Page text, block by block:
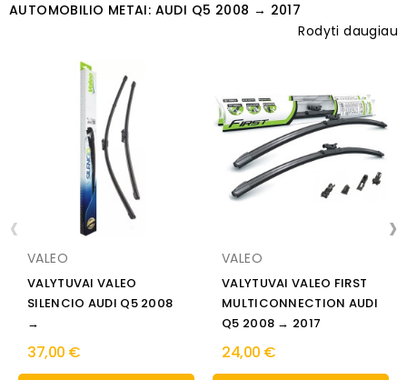
AUTOMOBILIO METAI: AUDI Q5 2008 → 2017
Rodyti daugiau
VALEO
VALYTUVAI VALEO
SILENCIO AUDI Q5 2008
→
37,00 €
VALEO
VALYTUVAI VALEO FIRST
MULTICONNECTION AUDI
Q5 2008 → 2017
24,00 €
‹ ›